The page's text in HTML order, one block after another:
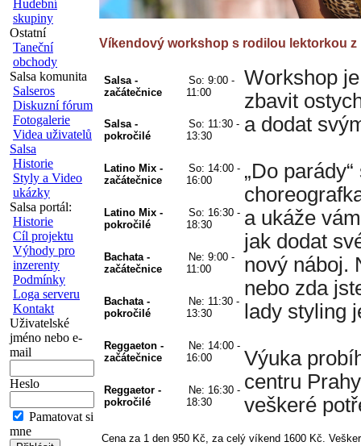
Hudební
skupiny
Ostatní
Taneční
obchody
Salsa komunita
Salseros
Diskuzní fórum
Fotogalerie
Videa uživatelů
Salsa
Historie
Styly a Video
ukázky
Salsa portál:
Historie
Cíl projektu
Výhody pro
inzerenty
Podmínky
Loga serveru
Kontakt
Uživatelské
jméno nebo e-
mail
Heslo
Pamatovat si
mne
Víkendový workshop s rodilou lektorkou z
Salsa -
začátečnice
So: 9:00 -
11:00
Workshop
zbavit
a dodat
„Do
a ukáže
jak dodat
nový náboj.
nebo zda
lady styling
Výuka
centru
veškeré
Salsa -
pokročilé
So: 11:30 -
13:30
Latino Mix -
začátečnice
So: 14:00 -
16:00
Latino Mix -
pokročilé
So: 16:30 -
18:30
Bachata -
začátečnice
Ne: 9:00 -
11:00
Bachata -
pokročilé
Ne: 11:30 -
13:30
Reggaeton -
začátečnice
Ne: 14:00 -
16:00
Reggaetor -
pokročilé
Ne: 16:30 -
18:30
Cena za 1 den 950 Kč, za celý víkend 1600 Kč.